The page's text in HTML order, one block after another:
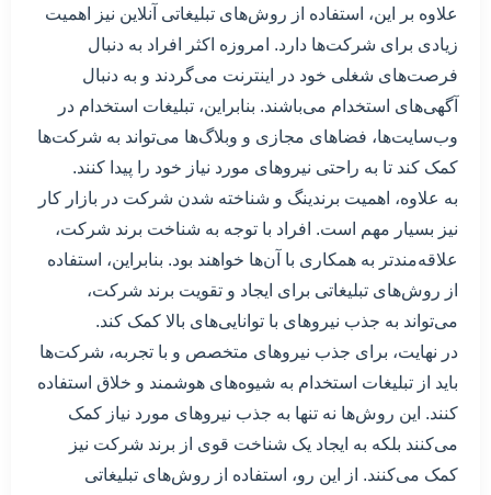
علاوه بر این، استفاده از روش‌های تبلیغاتی آنلاین نیز اهمیت
زیادی برای شرکت‌ها دارد. امروزه اکثر افراد به دنبال
فرصت‌های شغلی خود در اینترنت می‌گردند و به دنبال
آگهی‌های استخدام می‌باشند. بنابراین، تبلیغات استخدام در
وب‌سایت‌ها، فضاهای مجازی و وبلاگ‌ها می‌تواند به شرکت‌ها
کمک کند تا به راحتی نیروهای مورد نیاز خود را پیدا کنند.
به علاوه، اهمیت برندینگ و شناخته شدن شرکت در بازار کار
نیز بسیار مهم است. افراد با توجه به شناخت برند شرکت،
علاقه‌مندتر به همکاری با آن‌ها خواهند بود. بنابراین، استفاده
از روش‌های تبلیغاتی برای ایجاد و تقویت برند شرکت،
می‌تواند به جذب نیروهای با توانایی‌های بالا کمک کند.
در نهایت، برای جذب نیروهای متخصص و با تجربه، شرکت‌ها
باید از تبلیغات استخدام به شیوه‌های هوشمند و خلاق استفاده
کنند. این روش‌ها نه تنها به جذب نیروهای مورد نیاز کمک
می‌کنند بلکه به ایجاد یک شناخت قوی از برند شرکت نیز
کمک می‌کنند. از این رو، استفاده از روش‌های تبلیغاتی